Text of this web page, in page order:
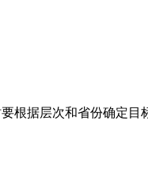
据层次和省份确定目